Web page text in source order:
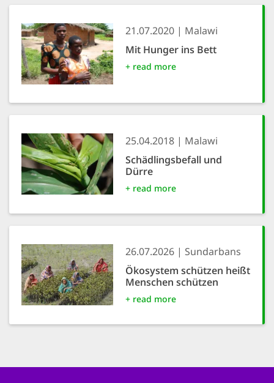
21.07.2020
Malawi
Mit Hunger ins Bett
+ read more
25.04.2018
Malawi
Schädlingsbefall und
Dürre
+ read more
26.07.2026
Sundarbans
Ökosystem schützen heißt
Menschen schützen
+ read more